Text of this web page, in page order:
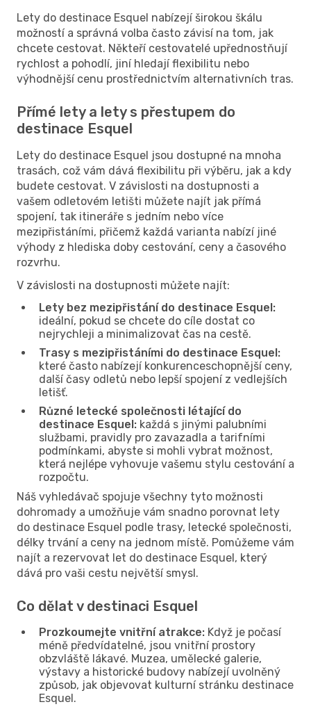
Lety do destinace Esquel nabízejí širokou škálu
možností a správná volba často závisí na tom, jak
chcete cestovat. Někteří cestovatelé upřednostňují
rychlost a pohodlí, jiní hledají flexibilitu nebo
výhodnější cenu prostřednictvím alternativních tras.
Přímé lety a lety s přestupem do
destinace Esquel
Lety do destinace Esquel jsou dostupné na mnoha
trasách, což vám dává flexibilitu při výběru, jak a kdy
budete cestovat. V závislosti na dostupnosti a
vašem odletovém letišti můžete najít jak přímá
spojení, tak itineráře s jedním nebo více
mezipřistáními, přičemž každá varianta nabízí jiné
výhody z hlediska doby cestování, ceny a časového
rozvrhu.
V závislosti na dostupnosti můžete najít:
Lety bez mezipřistání do destinace Esquel:
ideální, pokud se chcete do cíle dostat co
nejrychleji a minimalizovat čas na cestě.
Trasy s mezipřistáními do destinace Esquel:
které často nabízejí konkurenceschopnější ceny,
další časy odletů nebo lepší spojení z vedlejších
letišť.
Různé letecké společnosti létající do
destinace Esquel: každá s jinými palubními
službami, pravidly pro zavazadla a tarifními
podmínkami, abyste si mohli vybrat možnost,
která nejlépe vyhovuje vašemu stylu cestování a
rozpočtu.
Náš vyhledávač spojuje všechny tyto možnosti
dohromady a umožňuje vám snadno porovnat lety
do destinace Esquel podle trasy, letecké společnosti,
délky trvání a ceny na jednom místě. Pomůžeme vám
najít a rezervovat let do destinace Esquel, který
dává pro vaši cestu největší smysl.
Co dělat v destinaci Esquel
Prozkoumejte vnitřní atrakce: Když je počasí
méně předvídatelné, jsou vnitřní prostory
obzvláště lákavé. Muzea, umělecké galerie,
výstavy a historické budovy nabízejí uvolněný
způsob, jak objevovat kulturní stránku destinace
Esquel.